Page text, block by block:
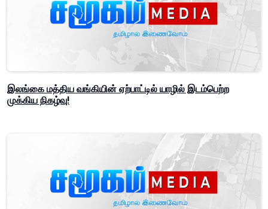
இலங்கை மத்திய வங்கியின் ஏற்பாட்டில் யாழில் இடம்பெற்ற
முக்கிய நிகழ்வு!